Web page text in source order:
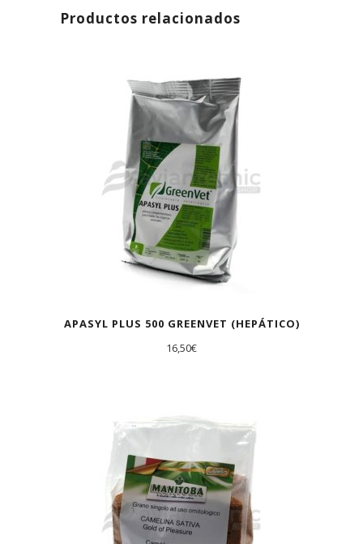
Productos relacionados
APASYL PLUS 500 GREENVET (HEPÁTICO)
16,50€